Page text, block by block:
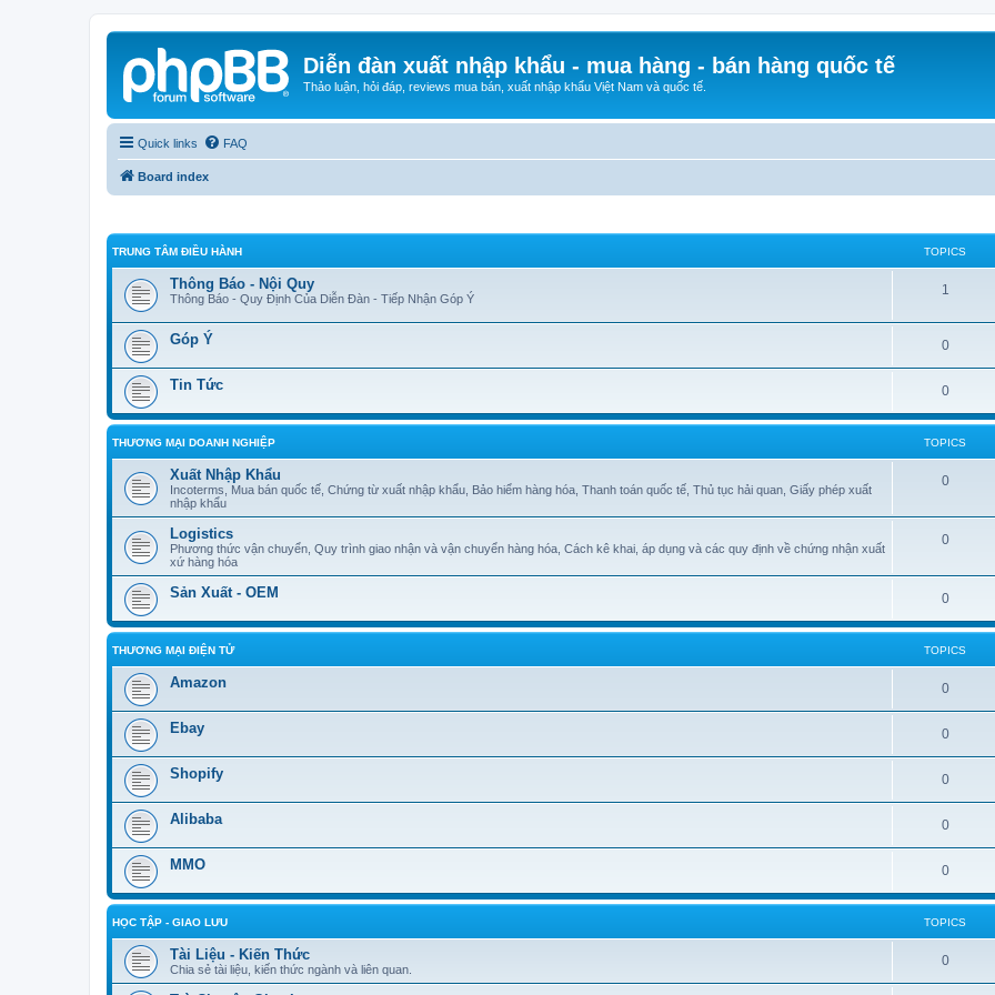
Diễn đàn xuất nhập khẩu - mua hàng - bán hàng quốc tế
Thảo luận, hỏi đáp, reviews mua bán, xuất nhập khẩu Việt Nam và quốc tế.
Quick links FAQ
Board index
TRUNG TÂM ĐIỀU HÀNH TOPICS
Thông Báo - Nội Quy
Thông Báo - Quy Định Của Diễn Đàn - Tiếp Nhận Góp Ý
1
Góp Ý 0
Tin Tức 0
THƯƠNG MẠI DOANH NGHIỆP TOPICS
Xuất Nhập Khẩu
Incoterms, Mua bán quốc tế, Chứng từ xuất nhập khẩu, Bảo hiểm hàng hóa, Thanh toán quốc tế, Thủ tục hải quan, Giấy phép xuất
nhập khẩu
0
Logistics
Phương thức vận chuyển, Quy trình giao nhận và vận chuyển hàng hóa, Cách kê khai, áp dụng và các quy định về chứng nhận xuất
xứ hàng hóa
0
Sản Xuất - OEM 0
THƯƠNG MẠI ĐIỆN TỬ TOPICS
Amazon 0
Ebay 0
Shopify 0
Alibaba 0
MMO 0
HỌC TẬP - GIAO LƯU TOPICS
Tài Liệu - Kiến Thức
Chia sẻ tài liệu, kiến thức ngành và liên quan.
0